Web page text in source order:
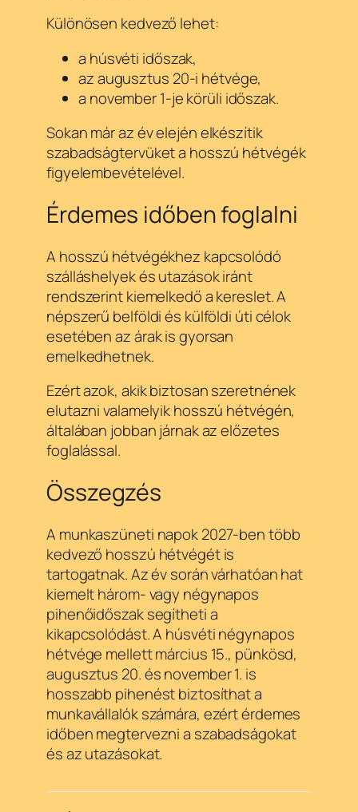
Különösen kedvező lehet:
a húsvéti időszak,
az augusztus 20-i hétvége,
a november 1-je körüli időszak.
Sokan már az év elején elkészítik
szabadságtervüket a hosszú hétvégék
figyelembevételével.
Érdemes időben foglalni
A hosszú hétvégékhez kapcsolódó
szálláshelyek és utazások iránt
rendszerint kiemelkedő a kereslet. A
népszerű belföldi és külföldi úti célok
esetében az árak is gyorsan
emelkedhetnek.
Ezért azok, akik biztosan szeretnének
elutazni valamelyik hosszú hétvégén,
általában jobban járnak az előzetes
foglalással.
Összegzés
A munkaszüneti napok 2027-ben több
kedvező hosszú hétvégét is
tartogatnak. Az év során várhatóan hat
kiemelt három- vagy négynapos
pihenőidőszak segítheti a
kikapcsolódást. A húsvéti négynapos
hétvége mellett március 15., pünkösd,
augusztus 20. és november 1. is
hosszabb pihenést biztosíthat a
munkavállalók számára, ezért érdemes
időben megtervezni a szabadságokat
és az utazásokat.